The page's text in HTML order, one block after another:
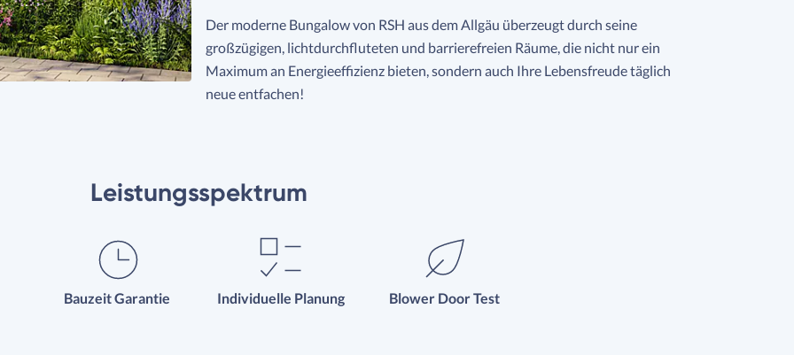
Der moderne Bungalow von RSH aus dem Allgäu überzeugt durch seine
großzügigen, lichtdurchfluteten und barrierefreien Räume, die nicht nur ein
Maximum an Energieeffizienz bieten, sondern auch Ihre Lebensfreude täglich
neue entfachen!
Leistungsspektrum
Bauzeit Garantie Individuelle Planung Blower Door Test